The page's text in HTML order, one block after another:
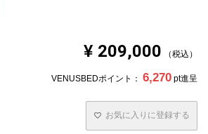
¥ 209,000 税込
VENUSBEDポイント： 6,270 pt進呈
お気に入りに登録する